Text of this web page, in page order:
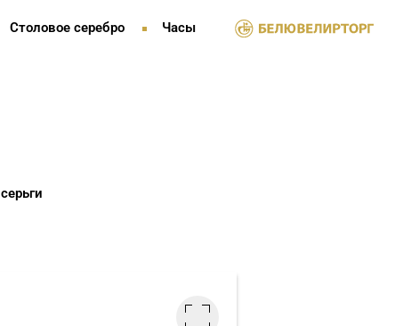
Столовое серебро Часы
серьги